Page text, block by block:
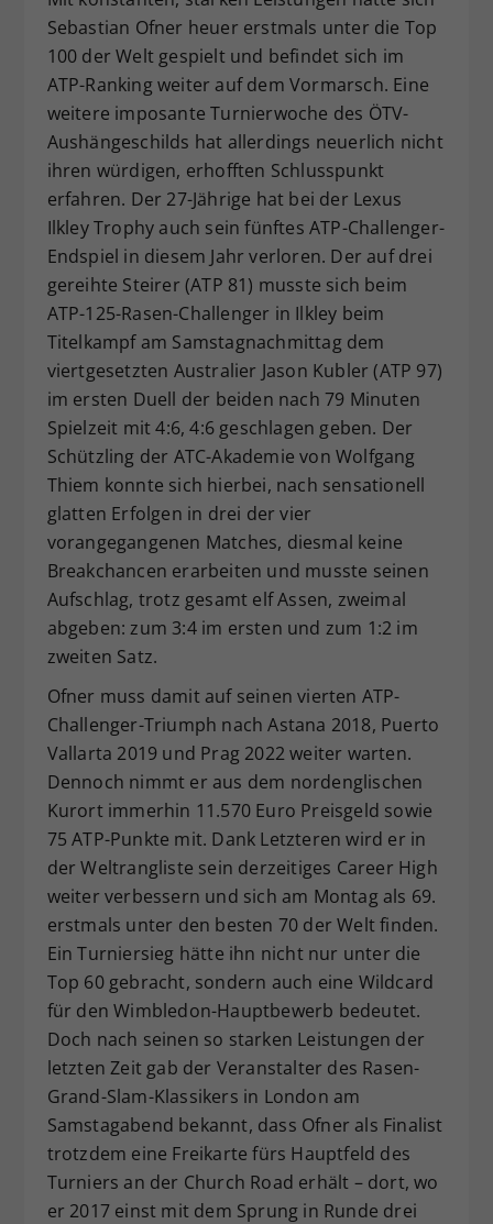
Sebastian Ofner heuer erstmals unter die Top
100 der Welt gespielt und befindet sich im
ATP-Ranking weiter auf dem Vormarsch. Eine
weitere imposante Turnierwoche des ÖTV-
Aushängeschilds hat allerdings neuerlich nicht
ihren würdigen, erhofften Schlusspunkt
erfahren. Der 27-Jährige hat bei der Lexus
Ilkley Trophy auch sein fünftes ATP-Challenger-
Endspiel in diesem Jahr verloren. Der auf drei
gereihte Steirer (ATP 81) musste sich beim
ATP-125-Rasen-Challenger in Ilkley beim
Titelkampf am Samstagnachmittag dem
viertgesetzten Australier Jason Kubler (ATP 97)
im ersten Duell der beiden nach 79 Minuten
Spielzeit mit 4:6, 4:6 geschlagen geben. Der
Schützling der ATC-Akademie von Wolfgang
Thiem konnte sich hierbei, nach sensationell
glatten Erfolgen in drei der vier
vorangegangenen Matches, diesmal keine
Breakchancen erarbeiten und musste seinen
Aufschlag, trotz gesamt elf Assen, zweimal
abgeben: zum 3:4 im ersten und zum 1:2 im
zweiten Satz.
Ofner muss damit auf seinen vierten ATP-
Challenger-Triumph nach Astana 2018, Puerto
Vallarta 2019 und Prag 2022 weiter warten.
Dennoch nimmt er aus dem nordenglischen
Kurort immerhin 11.570 Euro Preisgeld sowie
75 ATP-Punkte mit. Dank Letzteren wird er in
der Weltrangliste sein derzeitiges Career High
weiter verbessern und sich am Montag als 69.
erstmals unter den besten 70 der Welt finden.
Ein Turniersieg hätte ihn nicht nur unter die
Top 60 gebracht, sondern auch eine Wildcard
für den Wimbledon-Hauptbewerb bedeutet.
Doch nach seinen so starken Leistungen der
letzten Zeit gab der Veranstalter des Rasen-
Grand-Slam-Klassikers in London am
Samstagabend bekannt, dass Ofner als Finalist
trotzdem eine Freikarte fürs Hauptfeld des
Turniers an der Church Road erhält – dort, wo
er 2017 einst mit dem Sprung in Runde drei
Dieser Wert speichert Ihre Consent-
Einstellungen. Unter anderem eine
zufällig generierte ID, für die
historische Speicherung Ihrer
vorgenommen Einstellungen, falls der
Webseiten-Betreiber dies eingestellt
hat.